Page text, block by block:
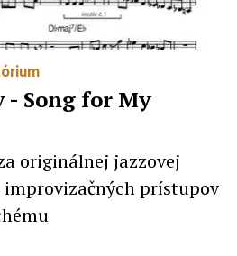
Song for My
originálnej jazzovej
prístupov